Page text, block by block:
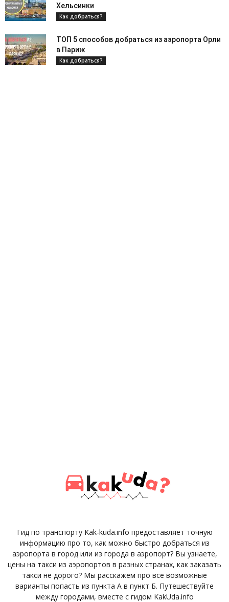
Хельсинки
Как добраться?
ТОП 5 способов добраться из аэропорта Орли
в Париж
Как добраться?
Гид по транспорту Kak-kuda.info предоставляет точную
информацию про то, как можно быстро добраться из
аэропорта в город или из города в аэропорт? Вы узнаете,
цены на такси из аэропортов в разных странах, как заказать
такси не дорого? Мы расскажем про все возможные
варианты попасть из пункта А в пункт Б. Путешествуйте
между городами, вместе с гидом KakUda.info